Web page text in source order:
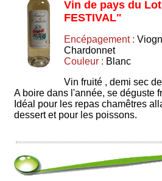
Vin de pays du
FESTIVAL"
Encépagement :
Chardonnet
Couleur : Blanc
Vin fruité , demi sec de
A boire dans l'année, se déguste
Idéal pour les repas chamêtres
dessert et pour les poissons.